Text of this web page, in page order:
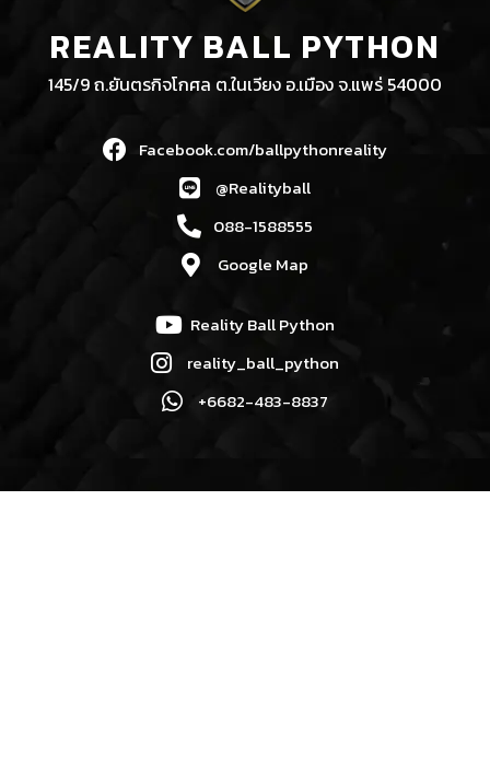
REALITY BALL PYTHON
145/9 ถ.ยันตรกิจโกศล ต.ในเวียง อ.เมือง จ.แพร่ 54000
Facebook.com/ballpythonreality
@Realityball
088-1588555
Google Map
Reality Ball Python
reality_ball_python
+6682-483-8837